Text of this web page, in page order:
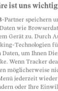
Merken
teilen sind
Haus ein
erhält es
ist uns wichtig
-Partner speichern
wie
Gerät zu. Durch
Technologien
um Ihnen
Wenn Tracker
möglicherweise
jederzeit
oder Ihre